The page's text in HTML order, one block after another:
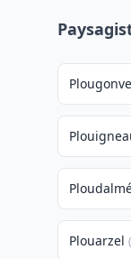
Plouarzel